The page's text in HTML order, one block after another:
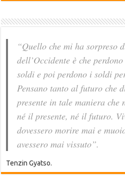
“Quello che mi ha sorpreso
dell’Occidente è che
soldi e poi perdono i soldi
Pensano tanto al futuro che
presente in tale maniera che
né il presente, né il futuro.
dovessero morire mai e
avessero mai vissuto”.
Tenzin Gyatso.